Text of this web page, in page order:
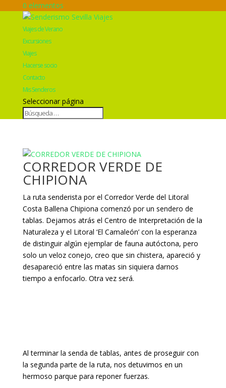
0 elementos
Viajes de Verano
Excursiones
Viajes
Hacerse socio
Contacto
Mis Senderos
Seleccionar página
CORREDOR VERDE DE
CHIPIONA
La ruta senderista por el Corredor Verde del Litoral
Costa Ballena Chipiona comenzó por un sendero de
tablas. Dejamos atrás el Centro de Interpretación de la
Naturaleza y el Litoral ‘El Camaleón’ con la esperanza
de distinguir algún ejemplar de fauna autóctona, pero
solo un veloz conejo, creo que sin chistera, apareció y
desapareció entre las matas sin siquiera darnos
tiempo a enfocarlo. Otra vez será.
Al terminar la senda de tablas, antes de proseguir con
la segunda parte de la ruta, nos detuvimos en un
hermoso parque para reponer fuerzas.